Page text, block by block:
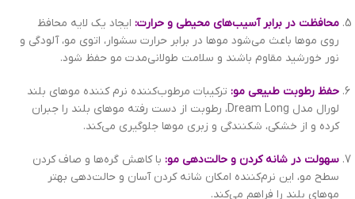
محافظت در برابر آسیب‌های محیطی و حرارت: ایجاد یک لایه محافظ
روی موها باعث می‌شود موها در برابر حرارت سشوار، اتوی مو، آلودگی و
نور خورشید مقاوم باشند و سلامت طولانی‌مدت مو حفظ شود.
حفظ رطوبت طبیعی مو: ترکیبات مرطوب‌کننده نرم کننده موهای بلند
لورال مدل Dream Long، رطوبت از دست رفته موهای بلند را جبران
کرده و از خشکی، شکنندگی و زبری موها جلوگیری می‌کند.
سهولت در شانه کردن و حالت‌دهی مو: با کاهش گره‌ها و صاف کردن
سطح مو، این نرم‌کننده امکان شانه کردن آسان و حالت‌دهی بهتر
موهای بلند را فراهم می‌کند.